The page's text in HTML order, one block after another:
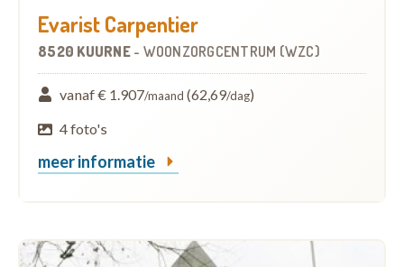
Evarist Carpentier
8520 KUURNE - WOONZORGCENTRUM (WZC)
vanaf € 1.907/maand (62,69/dag)
4 foto's
meer informatie